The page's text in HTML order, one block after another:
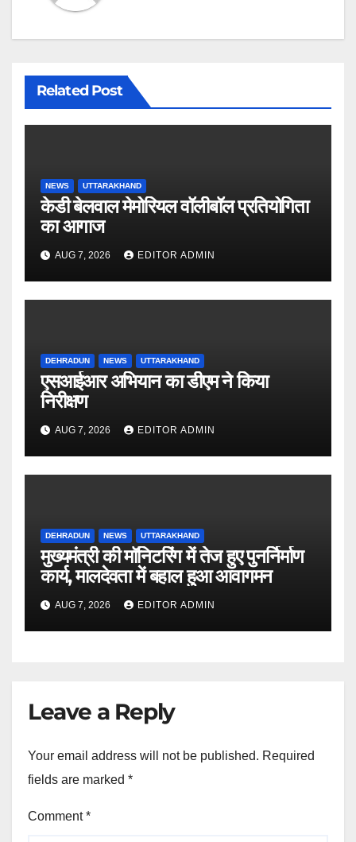
Related Post
NEWS UTTARAKHAND
केडी बेलवाल मेमोरियल वॉलीबॉल प्रतियोगिता
का आगाज
AUG 7, 2026 EDITOR ADMIN
DEHRADUN NEWS UTTARAKHAND
एसआईआर अभियान का डीएम ने किया
निरीक्षण
AUG 7, 2026 EDITOR ADMIN
DEHRADUN NEWS UTTARAKHAND
मुख्यमंत्री की मॉनिटरिंग में तेज हुए पुनर्निर्माण
कार्य, मालदेवता में बहाल हुआ आवागमन
AUG 7, 2026 EDITOR ADMIN
Leave a Reply
Your email address will not be published. Required
fields are marked *
Comment*